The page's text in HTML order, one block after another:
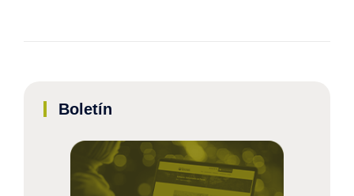
Boletín